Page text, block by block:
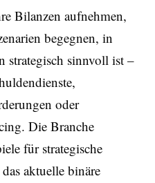
Bilanzen aufnehmen,
begegnen, in
strategisch sinnvoll ist –
oder
Die Branche
für strategische
aktuelle binäre